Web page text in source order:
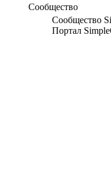
Сообщество
Сообщество
Портал